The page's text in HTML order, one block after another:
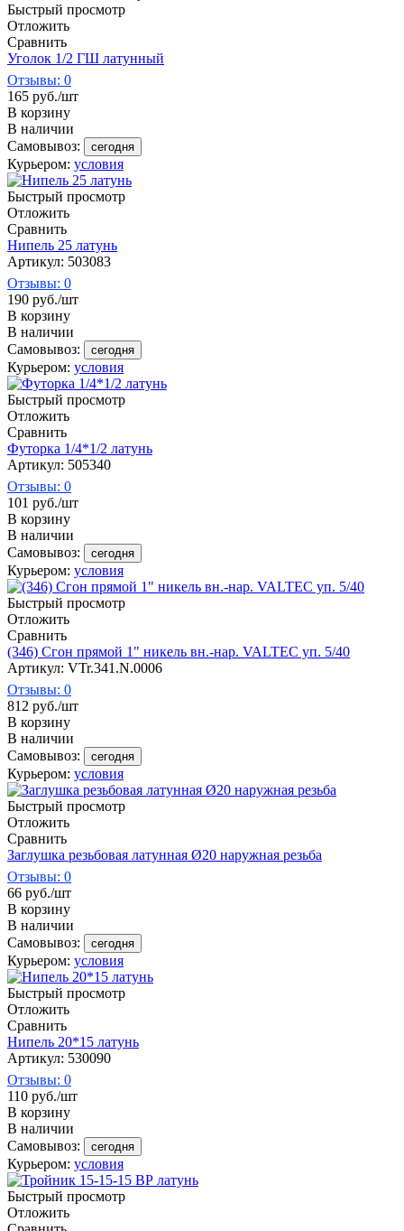
Быстрый просмотр
Отложить
Сравнить
Уголок 1/2 ГШ латунный
Отзывы: 0
165 руб./шт
В корзину
В наличии
Самовывоз:
сегодня
Курьером: условия
Быстрый просмотр
Отложить
Сравнить
Нипель 25 латунь
Артикул: 503083
Отзывы: 0
190 руб./шт
В корзину
В наличии
Самовывоз:
сегодня
Курьером: условия
Быстрый просмотр
Отложить
Сравнить
Футорка 1/4*1/2 латунь
Артикул: 505340
Отзывы: 0
101 руб./шт
В корзину
В наличии
Самовывоз:
сегодня
Курьером: условия
Быстрый просмотр
Отложить
Сравнить
(346) Сгон прямой 1" никель вн.-нар. VALTEC уп. 5/40
Артикул: VTr.341.N.0006
Отзывы: 0
812 руб./шт
В корзину
В наличии
Самовывоз:
сегодня
Курьером: условия
Быстрый просмотр
Отложить
Сравнить
Заглушка резьбовая латунная Ø20 наружная резьба
Отзывы: 0
66 руб./шт
В корзину
В наличии
Самовывоз:
сегодня
Курьером: условия
Быстрый просмотр
Отложить
Сравнить
Нипель 20*15 латунь
Артикул: 530090
Отзывы: 0
110 руб./шт
В корзину
В наличии
Самовывоз:
сегодня
Курьером: условия
Быстрый просмотр
Отложить